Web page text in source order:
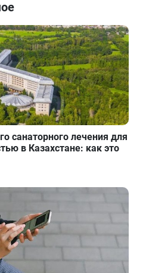
санаторного лечения для
в Казахстане: как это